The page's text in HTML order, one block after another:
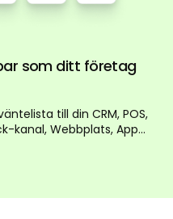
som ditt företag
till din CRM, POS,
kanal, Webbplats, App...